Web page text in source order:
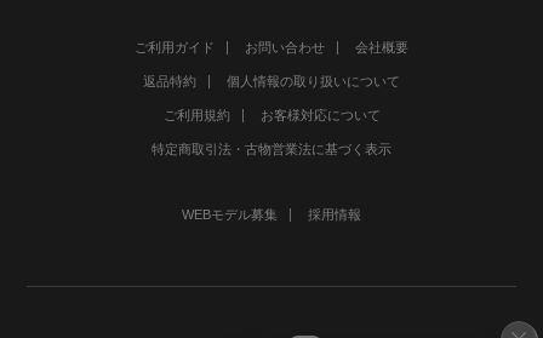
ご利用ガイド お問い合わせ 会社概要
返品特約 個人情報の取り扱いについて
ご利用規約 お客様対応について
特定商取引法・古物営業法に基づく表示
WEBモデル募集 採用情報